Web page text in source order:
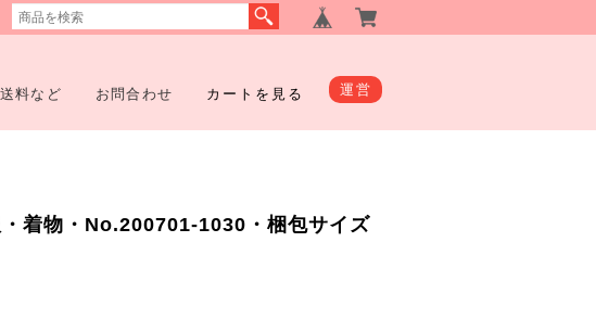
料など お問合わせ カートを見る 運営
着物・No.200701-1030・梱包サイズ